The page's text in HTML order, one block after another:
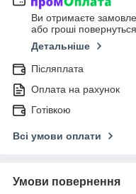
Ви отримаєте
або гроші
Детальніше
Післяплата
Оплата на рахунок
Готівкою
Всі умови оплати
Умови повернення